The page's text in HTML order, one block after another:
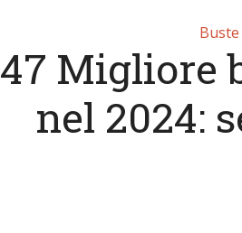
47 Migliore
nel 2024: